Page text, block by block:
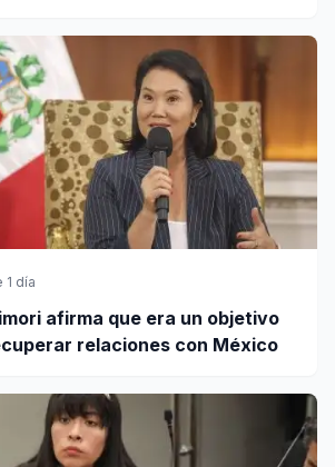
1 día
afirma que era un objetivo
relaciones con México